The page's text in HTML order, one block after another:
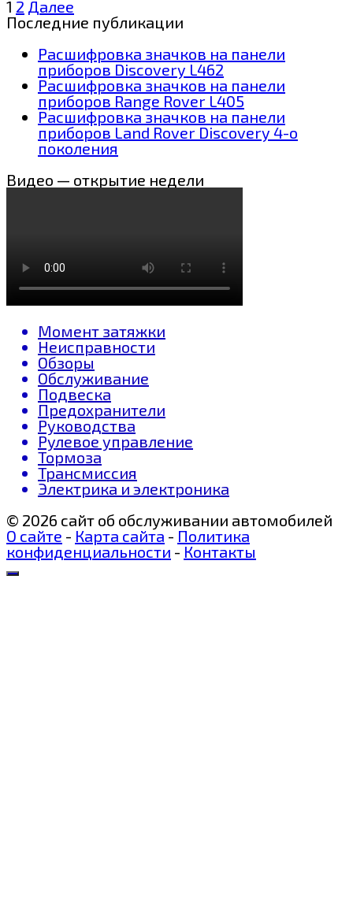
Пагинация
записей
1 2 Далее
Последние публикации
Расшифровка значков на панели
приборов Discovery L462
Расшифровка значков на панели
приборов Range Rover L405
Расшифровка значков на панели
приборов Land Rover Discovery 4-о
поколения
Видео — открытие недели
Момент затяжки
Неисправности
Обзоры
Обслуживание
Подвеска
Предохранители
Руководства
Рулевое управление
Тормоза
Трансмиссия
Электрика и электроника
© 2026 сайт об обслуживании автомобилей
О сайте - Карта сайта - Политика
конфиденциальности - Контакты